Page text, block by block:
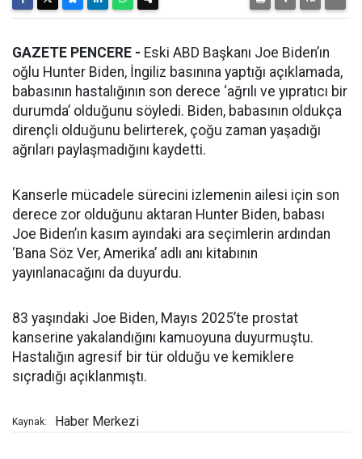
GAZETE PENCERE - Eski ABD Başkanı Joe Biden’ın
oğlu Hunter Biden, İngiliz basınına yaptığı açıklamada,
babasının hastalığının son derece ‘ağrılı ve yıpratıcı bir
durumda’ olduğunu söyledi. Biden, babasının oldukça
dirençli olduğunu belirterek, çoğu zaman yaşadığı
ağrıları paylaşmadığını kaydetti.
Kanserle mücadele sürecini izlemenin ailesi için son
derece zor olduğunu aktaran Hunter Biden, babası
Joe Biden’ın kasım ayındaki ara seçimlerin ardından
‘Bana Söz Ver, Amerika’ adlı anı kitabının
yayınlanacağını da duyurdu.
83 yaşındaki Joe Biden, Mayıs 2025’te prostat
kanserine yakalandığını kamuoyuna duyurmuştu.
Hastalığın agresif bir tür olduğu ve kemiklere
sıçradığı açıklanmıştı.
Kaynak: Haber Merkezi